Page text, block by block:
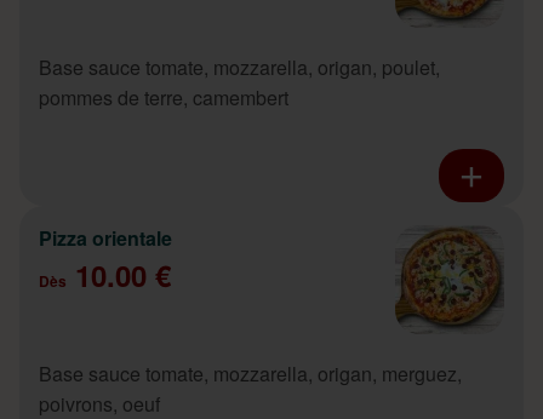
Base sauce tomate, mozzarella, origan, poulet,
pommes de terre, camembert
Pizza orientale
Dès 10.00 €
Base sauce tomate, mozzarella, origan, merguez,
poivrons, oeuf